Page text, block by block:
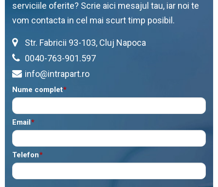
serviciile oferite? Scrie aici mesajul tau, iar noi te
vom contacta in cel mai scurt timp posibil.
Str. Fabricii 93-103, Cluj Napoca
0040-763-901.597
info@intrapart.ro
*
Nume complet
*
Email
*
Telefon